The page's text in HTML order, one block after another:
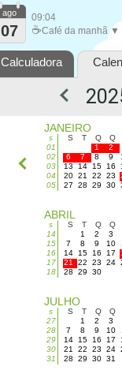
ago
07
09:04
☕Café da manhã ▼
Calculadora
JANEIRO
s S T Q Q
01
1 2
02
6 7 8 9
03
13 14 15 16
04
20 21 22 23
05
27 28 29 30
ABRIL
s S T Q Q
14
1 2 3
15
7 8 9 10
16
14 15 16 17
17
21 22 23 24
18
28 29 30
JULHO
s S T Q Q
27
1 2 3
28
7 8 9 10
29
14 15 16 17
30
21 22 23 24
31
28 29 30 31